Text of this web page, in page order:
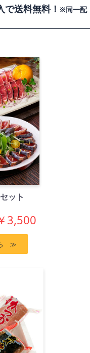
送料無料！ ※同一配
ット
3,500
ら ≫